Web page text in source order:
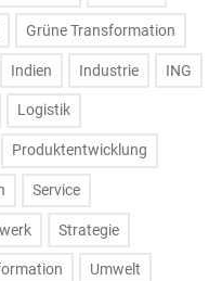
Grüne Transformation
Indien Industrie ING
Logistik
Produktentwicklung
Service
Strategie
Umwelt